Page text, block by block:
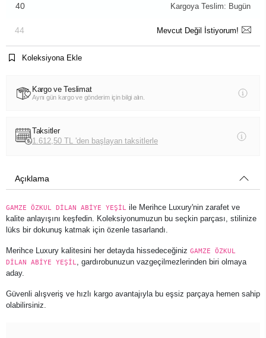
40 Kargoya Teslim: Bugün
44 Mevcut Değil İstiyorum!
Koleksiyona Ekle
Kargo ve Teslimat
Aynı gün kargo ve gönderim için bilgi alın.
Taksitler
1.612,50 TL 'den başlayan taksitlerle
Açıklama
GAMZE ÖZKUL DİLAN ABİYE YEŞİL ile Merihce Luxury'nin zarafet ve
kalite anlayışını keşfedin. Koleksiyonumuzun bu seçkin parçası, stilinize
lüks bir dokunuş katmak için özenle tasarlandı.
Merihce Luxury kalitesini her detayda hissedeceğiniz GAMZE ÖZKUL
DİLAN ABİYE YEŞİL
, gardırobunuzun vazgeçilmezlerinden biri olmaya
aday.
Güvenli alışveriş ve hızlı kargo avantajıyla bu eşsiz parçaya hemen sahip
olabilirsiniz.